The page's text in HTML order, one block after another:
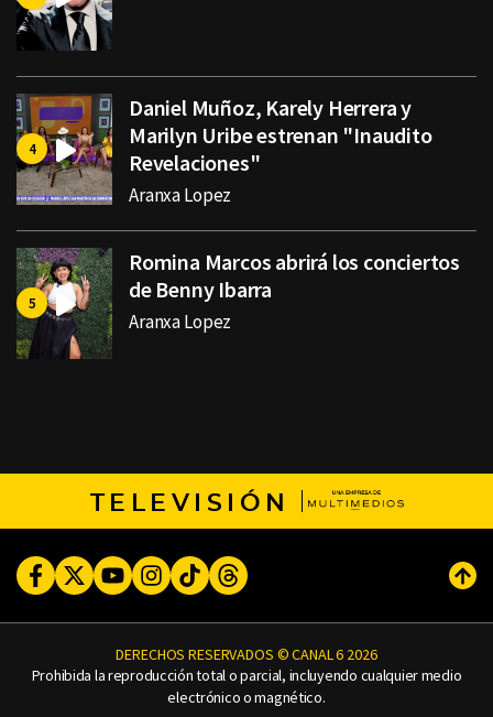
Daniel Muñoz, Karely Herrera y
Marilyn Uribe estrenan "Inaudito
Revelaciones"
Aranxa Lopez
Romina Marcos abrirá los conciertos
de Benny Ibarra
Aranxa Lopez
TELEVISIÓN
FacebookTwitterYoutubeInstagram
TikTokThreads
DERECHOS RESERVADOS © CANAL 6 2026
Prohibida la reproducción total o parcial, incluyendo cualquier medio
electrónico o magnético.